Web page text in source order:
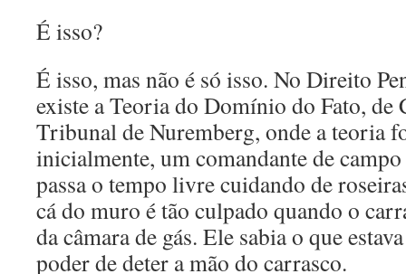
É isso?
É isso, mas não é só isso. No Direito
existe a Teoria do Domínio do Fato, de
Tribunal de Nuremberg, onde a teoria
inicialmente, um comandante de
passa o tempo livre cuidando de
cá do muro é tão culpado quando o
da câmara de gás. Ele sabia o que
poder de deter a mão do carrasco.